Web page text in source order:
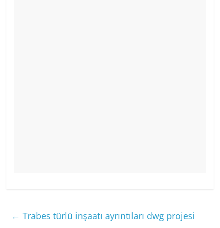
← Trabes türlü inşaatı ayrıntıları dwg projesi